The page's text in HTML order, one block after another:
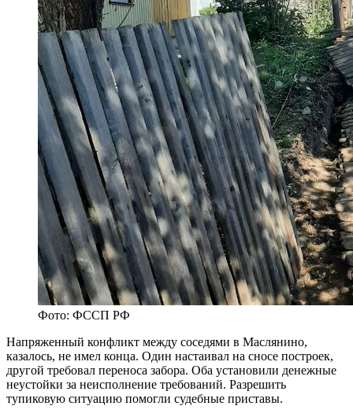
Фото: ФССП РФ
Напряженный конфликт между соседями в Маслянино,
казалось, не имел конца. Один настаивал на сносе построек,
другой требовал переноса забора. Оба установили денежные
неустойки за неисполнение требований. Разрешить
тупиковую ситуацию помогли судебные приставы.